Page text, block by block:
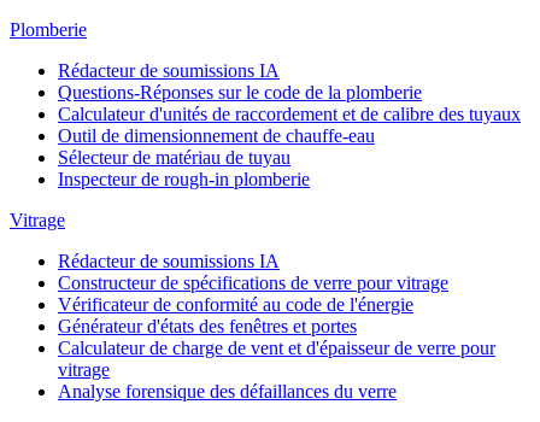
Plomberie
Rédacteur de soumissions IA
Questions-Réponses sur le code de la plomberie
Calculateur d'unités de raccordement et de calibre des tuyaux
Outil de dimensionnement de chauffe-eau
Sélecteur de matériau de tuyau
Inspecteur de rough-in plomberie
Vitrage
Rédacteur de soumissions IA
Constructeur de spécifications de verre pour vitrage
Vérificateur de conformité au code de l'énergie
Générateur d'états des fenêtres et portes
Calculateur de charge de vent et d'épaisseur de verre pour
vitrage
Analyse forensique des défaillances du verre